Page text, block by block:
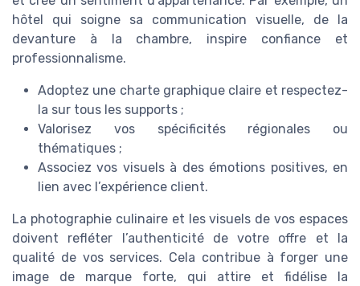
hôtel qui soigne sa communication visuelle, de la
devanture à la chambre, inspire confiance et
professionnalisme.
Adoptez une charte graphique claire et respectez-
la sur tous les supports ;
Valorisez vos spécificités régionales ou
thématiques ;
Associez vos visuels à des émotions positives, en
lien avec l’expérience client.
La photographie culinaire et les visuels de vos espaces
doivent refléter l’authenticité de votre offre et la
qualité de vos services. Cela contribue à forger une
image de marque forte, qui attire et fidélise la